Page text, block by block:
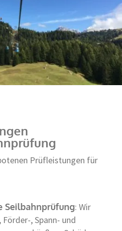
Prüfleistungen für
Seilbahnprüfung: Wir
, Spann- und